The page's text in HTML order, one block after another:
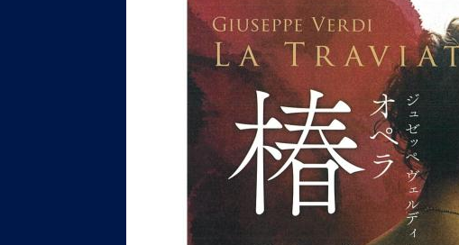
Foreign language 音声読み上げ 背景色 白